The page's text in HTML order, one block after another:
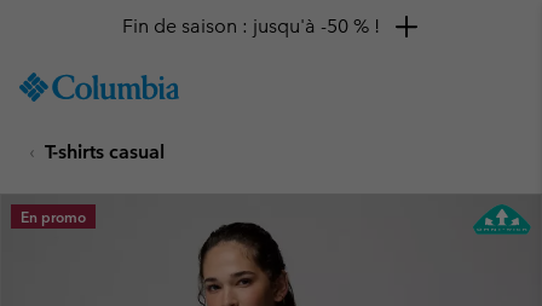
TO
SKIP
MAIN
NAV
Fin de saison : jusqu'à -50 % !
T-shirts casual
En promo